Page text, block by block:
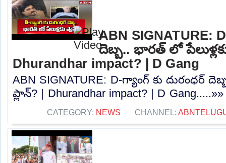
ABN SIGNATURE:
దెబ్బ.. భారత్ లో
Dhurandhar impact? | D Gang
ABN SIGNATURE: D-గ్యాంగ్ కు దురంధర్
ప్లాన్? | Dhurandhar impact? | D Gang.....»»
CATEGORY: NEWS CHANNEL: